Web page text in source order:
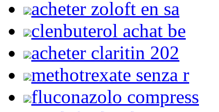
acheter zoloft en sa
clenbuterol achat be
acheter claritin 202
methotrexate senza r
fluconazolo compress